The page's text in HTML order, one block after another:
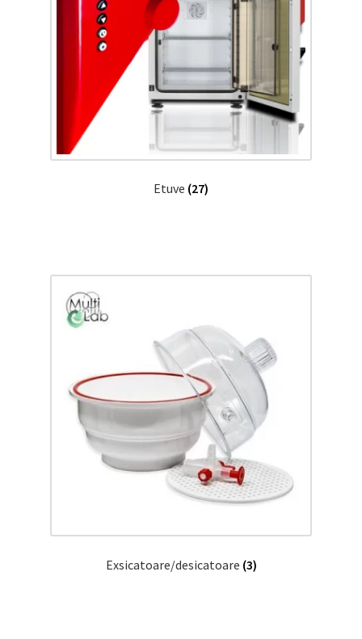
Etuve (27)
Exsicatoare/desicatoare (3)